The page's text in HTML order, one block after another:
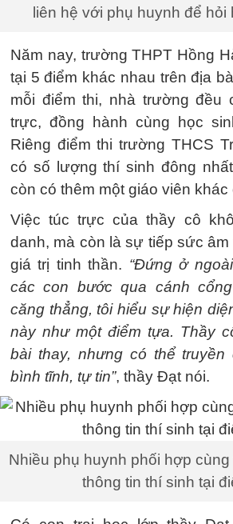
liên hệ với phụ huynh để hỏi
Năm nay, trường THPT Hồng
tại 5 điểm khác nhau trên địa
mỗi điểm thi, nhà trường đều
trực, đồng hành cùng học
Riêng điểm thi trường THCS
có số lượng thí sinh đông
còn có thêm một giáo viên khác
Việc túc trực của thầy cô
danh, mà còn là sự tiếp sức
giá trị tinh thần. “Đứng ở
các con bước qua cánh
căng thẳng, tôi hiểu sự hiện
này như một điểm tựa. Thầy
bài thay, nhưng có thể
bình tĩnh, tự tin”, thầy Đạt nói.
Nhiều phụ huynh phối hợp
thông tin thí sinh tại